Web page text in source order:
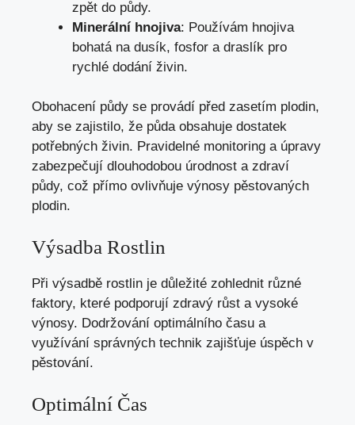
zpět do půdy.
Minerální hnojiva: Používám hnojiva
bohatá na dusík, fosfor a draslík pro
rychlé dodání živin.
Obohacení půdy se provádí před zasetím plodin,
aby se zajistilo, že půda obsahuje dostatek
potřebných živin. Pravidelné monitoring a úpravy
zabezpečují dlouhodobou úrodnost a zdraví
půdy, což přímo ovlivňuje výnosy pěstovaných
plodin.
Výsadba Rostlin
Při výsadbě rostlin je důležité zohlednit různé
faktory, které podporují zdravý růst a vysoké
výnosy. Dodržování optimálního času a
využívání správných technik zajišťuje úspěch v
pěstování.
Optimální Čas